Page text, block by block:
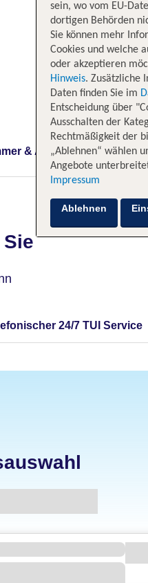
& Angebote
24/7 TUI Service
sein, wo vom EU-
dortigen Behörden
Sie können mehr
Cookies und welche
oder akzeptieren
Hinweis. Zusätzliche
Daten finden Sie im
Entscheidung über
Ausschalten der
Rechtmäßigkeit der
„Ablehnen“ wählen
Angebote
Impressum
Ablehnen